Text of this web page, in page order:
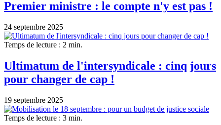
Premier ministre : le compte n'y est pas !
24 septembre 2025
Temps de lecture : 2 min.
Ultimatum de l'intersyndicale : cinq jours
pour changer de cap !
19 septembre 2025
Temps de lecture : 3 min.